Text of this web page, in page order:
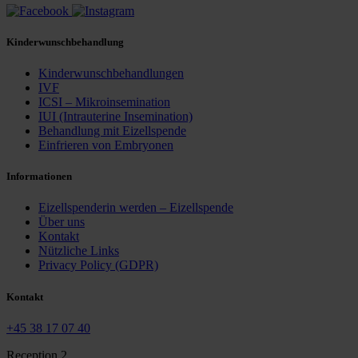
Kinderwunschbehandlung
Kinderwunschbehandlungen
IVF
ICSI – Mikroinsemination
IUI (Intrauterine Insemination)
Behandlung mit Eizellspende
Einfrieren von Embryonen
Informationen
Eizellspenderin werden – Eizellspende
Über uns
Kontakt
Nützliche Links
Privacy Policy (GDPR)
Kontakt
+45 38 17 07 40
Reception 2